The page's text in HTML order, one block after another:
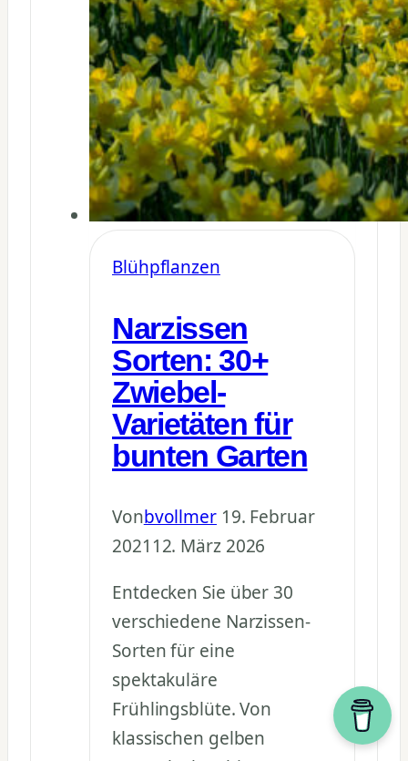
Blühpflanzen
Narzissen
Sorten: 30+
Zwiebel-
Varietäten für
bunten Garten
Vonbvollmer 19. Februar
2021 12. März 2026
Entdecken Sie über 30
verschiedene Narzissen-
Sorten für eine
spektakuläre
Frühlingsblüte. Von
klassischen gelben